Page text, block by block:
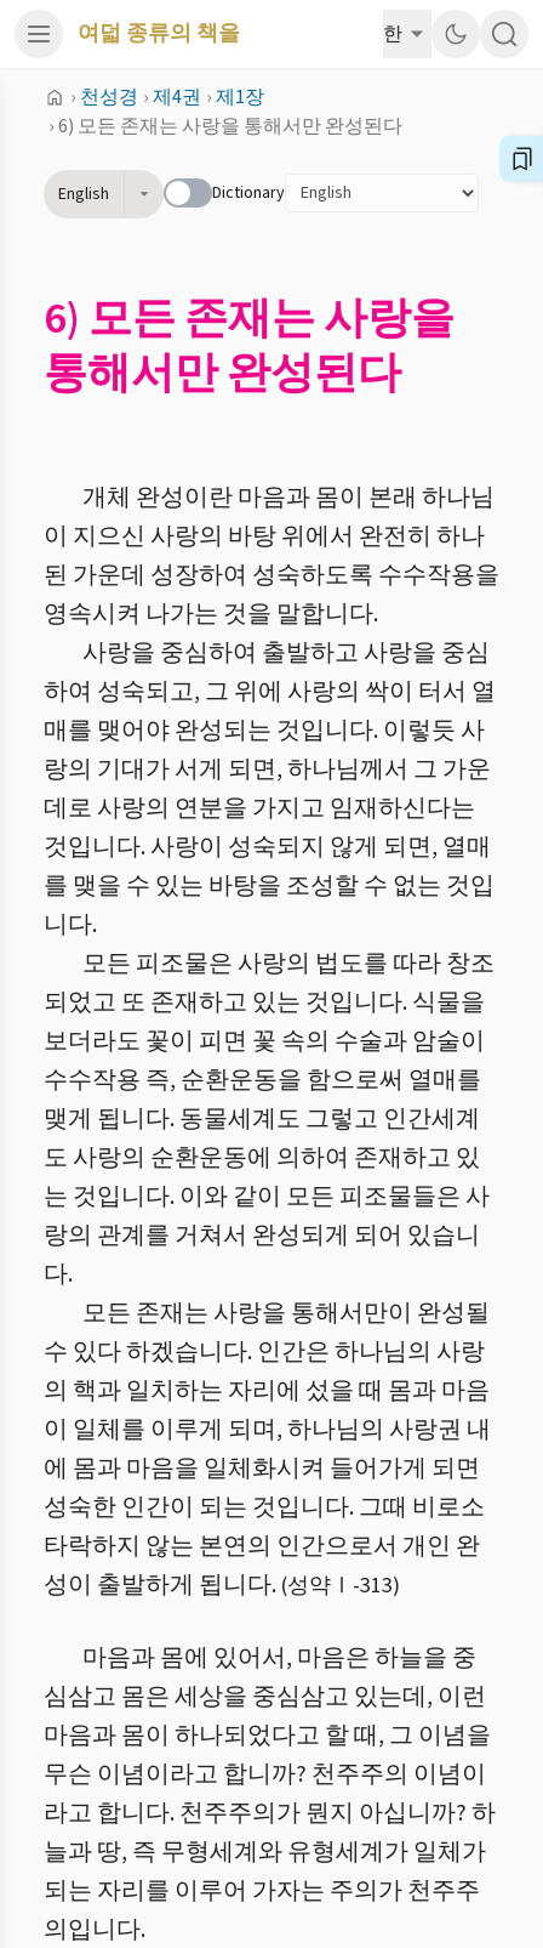
여덟 종류의 책을 한
› 천성경 ›제4권 ›제1장
›6) 모든 존재는 사랑을 통해서만 완성된다
English Dictionary
6) 모든 존재는 사랑을
통해서만 완성된다
개체 완성이란 마음과 몸이 본래 하나님
이 지으신 사랑의 바탕 위에서 완전히 하나
된 가운데 성장하여 성숙하도록 수수작용을
영속시켜 나가는 것을 말합니다.
사랑을 중심하여 출발하고 사랑을 중심
하여 성숙되고, 그 위에 사랑의 싹이 터서 열
매를 맺어야 완성되는 것입니다. 이렇듯 사
랑의 기대가 서게 되면, 하나님께서 그 가운
데로 사랑의 연분을 가지고 임재하신다는
것입니다. 사랑이 성숙되지 않게 되면, 열매
를 맺을 수 있는 바탕을 조성할 수 없는 것입
니다.
모든 피조물은 사랑의 법도를 따라 창조
되었고 또 존재하고 있는 것입니다. 식물을
보더라도 꽃이 피면 꽃 속의 수술과 암술이
수수작용 즉, 순환운동을 함으로써 열매를
맺게 됩니다. 동물세계도 그렇고 인간세계
도 사랑의 순환운동에 의하여 존재하고 있
는 것입니다. 이와 같이 모든 피조물들은 사
랑의 관계를 거쳐서 완성되게 되어 있습니
다.
모든 존재는 사랑을 통해서만이 완성될
수 있다 하겠습니다. 인간은 하나님의 사랑
의 핵과 일치하는 자리에 섰을 때 몸과 마음
이 일체를 이루게 되며, 하나님의 사랑권 내
에 몸과 마음을 일체화시켜 들어가게 되면
성숙한 인간이 되는 것입니다. 그때 비로소
타락하지 않는 본연의 인간으로서 개인 완
성이 출발하게 됩니다. (성약Ⅰ -313)
마음과 몸에 있어서, 마음은 하늘을 중
심삼고 몸은 세상을 중심삼고 있는데, 이런
마음과 몸이 하나되었다고 할 때, 그 이념을
무슨 이념이라고 합니까? 천주주의 이념이
라고 합니다. 천주주의가 뭔지 아십니까? 하
늘과 땅, 즉 무형세계와 유형세계가 일체가
되는 자리를 이루어 가자는 주의가 천주주
의입니다.